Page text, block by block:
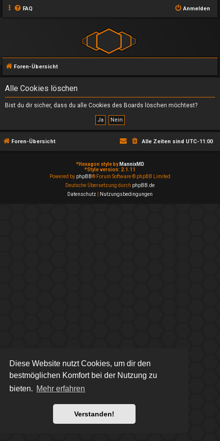
Diese Website nutzt Cookies, um dir den
bestmöglichen Komfort bei der Nutzung zu
bieten. Mehr erfahren
Verstanden!
FAQ Anmelden
Foren-Übersicht
Alle Cookies löschen
Bist du dir sicher, dass du alle Cookies des Boards löschen möchtest?
Foren-Übersicht Alle Zeiten sind UTC-11:00
*Hexagon style by MannixMD
*Style version: 2.1.11
Powered by phpBB® Forum Software © phpBB Limited
Deutsche Übersetzung durch phpBB.de
Datenschutz
Nutzungsbedingungen